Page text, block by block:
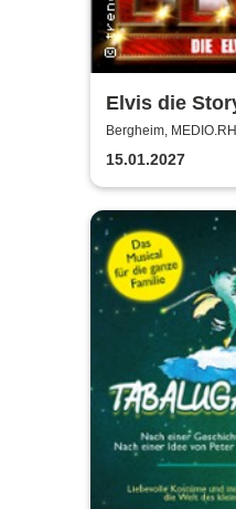
Elvis die
Steinhoff +
Bergheim,
15.01.2027